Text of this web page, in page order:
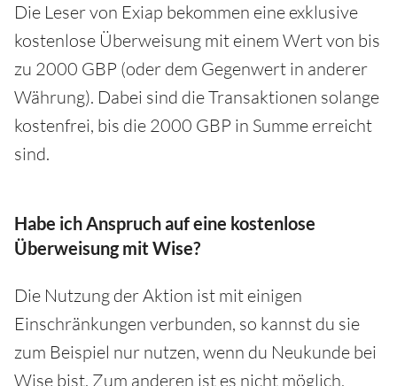
Die Leser von Exiap bekommen eine exklusive
kostenlose Überweisung mit einem Wert von bis
zu 2000 GBP (oder dem Gegenwert in anderer
Währung). Dabei sind die Transaktionen solange
kostenfrei, bis die 2000 GBP in Summe erreicht
sind.
Habe ich Anspruch auf eine kostenlose
Überweisung mit Wise?
Die Nutzung der Aktion ist mit einigen
Einschränkungen verbunden, so kannst du sie
zum Beispiel nur nutzen, wenn du Neukunde bei
Wise bist. Zum anderen ist es nicht möglich,